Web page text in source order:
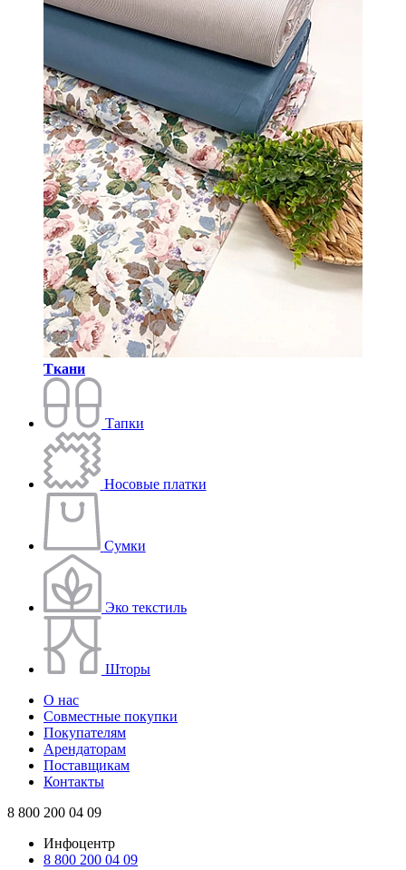
Ткани
Тапки
Носовые платки
Сумки
Эко текстиль
Шторы
О нас
Совместные покупки
Покупателям
Арендаторам
Поставщикам
Контакты
8 800 200 04 09
Инфоцентр
8 800 200 04 09